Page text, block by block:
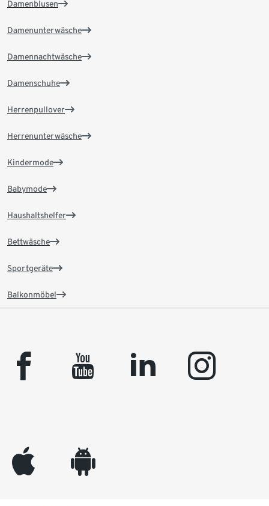
Damenblusen
Damenunterwäsche
Damennachtwäsche
Damenschuhe
Herrenpullover
Herrenunterwäsche
Kindermode
Babymode
Haushaltshelfer
Bettwäsche
Sportgeräte
Balkonmöbel
facebook youtube linkedin instagram
appleinc android